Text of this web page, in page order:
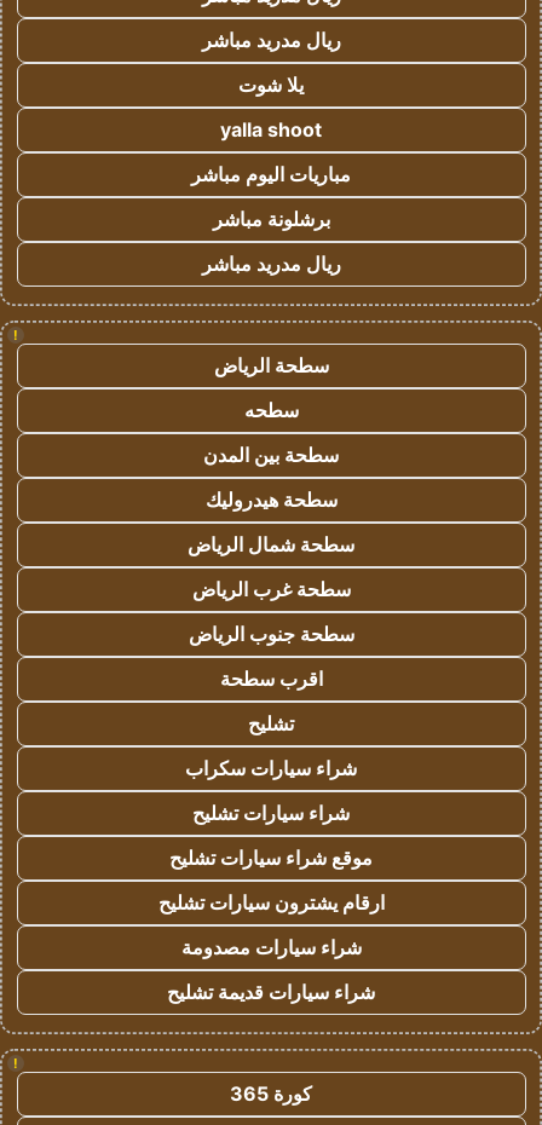
ريال مدريد مباشر
يلا شوت
yalla shoot
مباريات اليوم مباشر
برشلونة مباشر
ريال مدريد مباشر
!
سطحة الرياض
سطحه
سطحة بين المدن
سطحة هيدروليك
سطحة شمال الرياض
سطحة غرب الرياض
سطحة جنوب الرياض
اقرب سطحة
تشليح
شراء سيارات سكراب
شراء سيارات تشليح
موقع شراء سيارات تشليح
ارقام يشترون سيارات تشليح
شراء سيارات مصدومة
شراء سيارات قديمة تشليح
!
كورة 365